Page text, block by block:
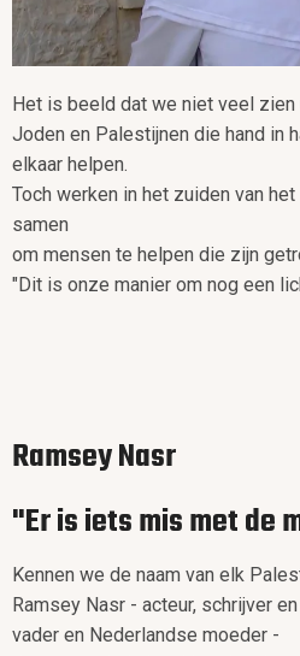
Het is beeld dat we niet veel zien
Joden en Palestijnen die hand in
elkaar helpen.
Toch werken in het zuiden van
samen
om mensen te helpen die zijn
"Dit is onze manier om nog een
Ramsey Nasr
"Er is iets mis met de
Kennen we de naam van elk
Ramsey Nasr - acteur, schrijver
vader en Nederlandse moeder -